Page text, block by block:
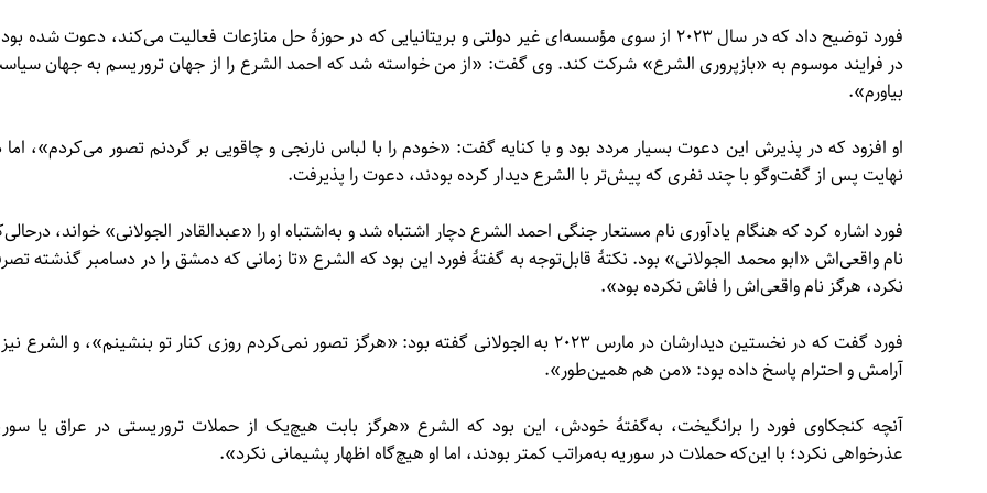
فورد توضیح داد که در سال ۲۰۲۳ از سوی مؤسسه‌ای غیر دولتی و بریتانیایی که در حوزهٔ حل منازعات فعالیت می‌کند، دعوت شده
در فرایند موسوم به «بازپروری الشرع» شرکت کند. وی گفت: «از من خواسته شد که احمد الشرع را از جهان تروریسم به جهان
بیاورم».
او افزود که در پذیرش این دعوت بسیار مردد بود و با کنایه گفت: «خودم را با لباس نارنجی و چاقویی بر گردنم تصور می‌کردم»، اما
نهایت پس از گفت‌وگو با چند نفری که پیش‌تر با الشرع دیدار کرده بودند، دعوت را پذیرفت.
فورد اشاره کرد که هنگام یادآوری نام مستعار جنگی احمد الشرع دچار اشتباه شد و به‌اشتباه او را «عبدالقادر الجولانی» خواند،
نام واقعی‌اش «ابو محمد الجولانی» بود. نکتهٔ قابل‌توجه به گفتهٔ فورد این بود که الشرع «تا زمانی که دمشق را در دسامبر گذشته
نکرد، هرگز نام واقعی‌اش را فاش نکرده بود».
فورد گفت که در نخستین دیدارشان در مارس ۲۰۲۳ به الجولانی گفته بود: «هرگز تصور نمی‌کردم روزی کنار تو بنشینم»، و الشرع
آرامش و احترام پاسخ داده بود: «من هم همین‌طور».
آنچه کنجکاوی فورد را برانگیخت، به‌گفتهٔ خودش، این بود که الشرع «هرگز بابت هیچ‌یک از حملات تروریستی در عراق یا
عذرخواهی نکرد؛ با این‌که حملات در سوریه به‌مراتب کمتر بودند، اما او هیچ‌گاه اظهار پشیمانی نکرد».